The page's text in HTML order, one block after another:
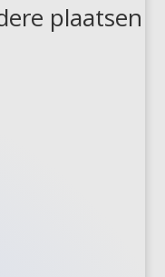
plaatsen